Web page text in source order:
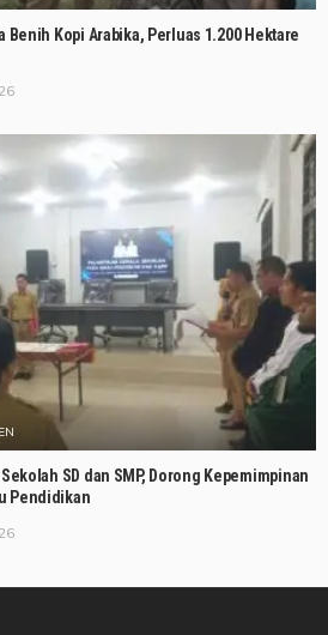
Benih Kopi Arabika, Perluas 1.200 Hektare
SD dan SMP, Dorong Kepemimpinan
Pendidikan